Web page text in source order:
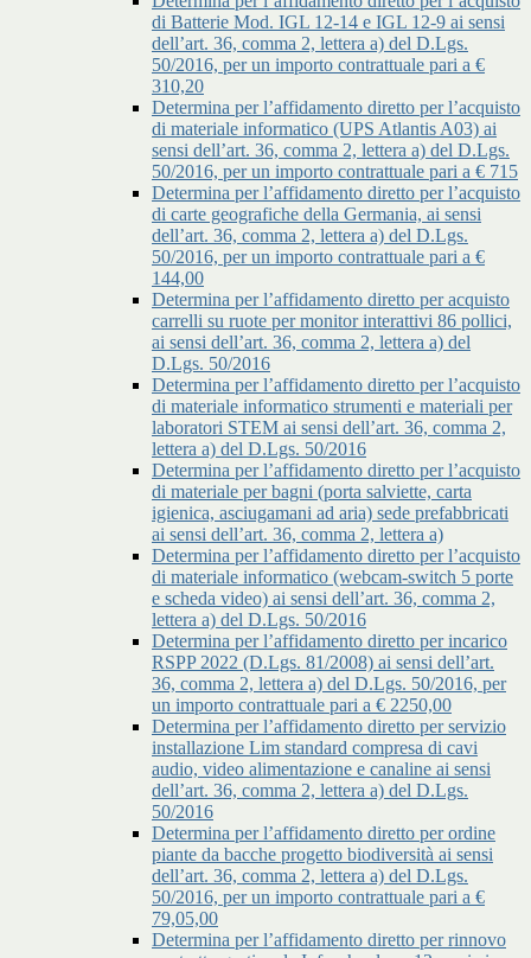
di Batterie Mod. IGL 12-14 e IGL 12-9 ai sensi
dell’art. 36, comma 2, lettera a) del D.Lgs.
50/2016, per un importo contrattuale pari a €
310,20
Determina per l’affidamento diretto per l’acquisto
di materiale informatico (UPS Atlantis A03) ai
sensi dell’art. 36, comma 2, lettera a) del D.Lgs.
50/2016, per un importo contrattuale pari a € 715
Determina per l’affidamento diretto per l’acquisto
di carte geografiche della Germania, ai sensi
dell’art. 36, comma 2, lettera a) del D.Lgs.
50/2016, per un importo contrattuale pari a €
144,00
Determina per l’affidamento diretto per acquisto
carrelli su ruote per monitor interattivi 86 pollici,
ai sensi dell’art. 36, comma 2, lettera a) del
D.Lgs. 50/2016
Determina per l’affidamento diretto per l’acquisto
di materiale informatico strumenti e materiali per
laboratori STEM ai sensi dell’art. 36, comma 2,
lettera a) del D.Lgs. 50/2016
Determina per l’affidamento diretto per l’acquisto
di materiale per bagni (porta salviette, carta
igienica, asciugamani ad aria) sede prefabbricati
ai sensi dell’art. 36, comma 2, lettera a)
Determina per l’affidamento diretto per l’acquisto
di materiale informatico (webcam-switch 5 porte
e scheda video) ai sensi dell’art. 36, comma 2,
lettera a) del D.Lgs. 50/2016
Determina per l’affidamento diretto per incarico
RSPP 2022 (D.Lgs. 81/2008) ai sensi dell’art.
36, comma 2, lettera a) del D.Lgs. 50/2016, per
un importo contrattuale pari a € 2250,00
Determina per l’affidamento diretto per servizio
installazione Lim standard compresa di cavi
audio, video alimentazione e canaline ai sensi
dell’art. 36, comma 2, lettera a) del D.Lgs.
50/2016
Determina per l’affidamento diretto per ordine
piante da bacche progetto biodiversità ai sensi
dell’art. 36, comma 2, lettera a) del D.Lgs.
50/2016, per un importo contrattuale pari a €
79,05,00
Determina per l’affidamento diretto per rinnovo